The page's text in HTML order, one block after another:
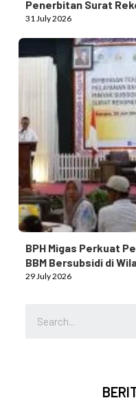
Penerbitan Surat
31 July 2026
BPH Migas Perkuat
BBM Bersubsidi di
29 July 2026